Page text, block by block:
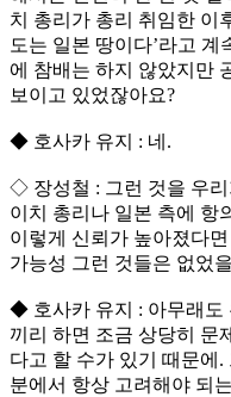
치 총리가 총리 취임한 이
도는 일본 땅이다’라고
에 참배는 하지 않았지만
보이고 있었잖아요?
◆ 호사카 유지 : 네.
◇ 장성철 : 그런 것을 우
이치 총리나 일본 측에 항
이렇게 신뢰가 높아졌다
가능성 그런 것들은 없었
◆ 호사카 유지 : 아무래도
끼리 하면 조금 상당히 문
다고 할 수가 있기 때문에
분에서 항상 고려해야 되